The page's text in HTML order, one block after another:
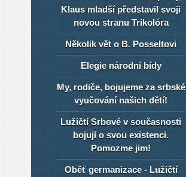
Klaus mladší představil svoji
novou stranu Trikolóra
Několik vět o B. Posseltovi
Elegie národní bídy
My, rodiče, bojujeme za srbské
vyučování našich dětí!
Lužičtí Srbové v současnosti
bojují o svou existenci.
Pomozme jim!
Oběť germanizace - Lužičtí